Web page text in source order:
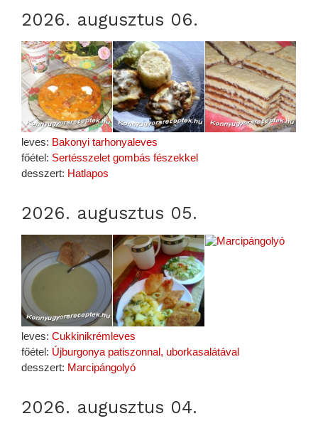
2026. augusztus 06.
leves: Bakonyi tarhonyaleves
főétel: Sertésszelet gombás fészekkel
desszert: Hatlapos
2026. augusztus 05.
leves: Cukkinikrémleves
főétel: Újburgonya patiszonnal, uborkasalátával
desszert: Marcipángolyó
2026. augusztus 04.